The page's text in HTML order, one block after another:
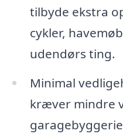
tilbyde ekstra
cykler,
udendørs ting.
Minimal
kræver mindre